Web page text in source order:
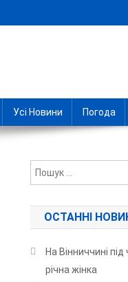
Усі Новини Погода
ОСТАННІ
На Вінниччині
річна жінка